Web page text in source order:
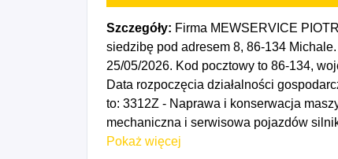
Szczegóły: Firma MEWSERVICE
siedzibę pod adresem 8, 86-134
25/05/2026. Kod pocztowy to 86-134,
Data rozpoczęcia działalności
to: 3312Z - Naprawa i konserwacja
mechaniczna i serwisowa pojazdów
konserwacja motocykli.
Pokaż więcej